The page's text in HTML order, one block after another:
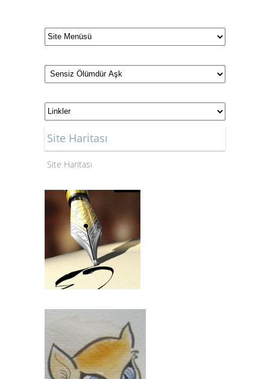
Site Haritası
Site Haritası